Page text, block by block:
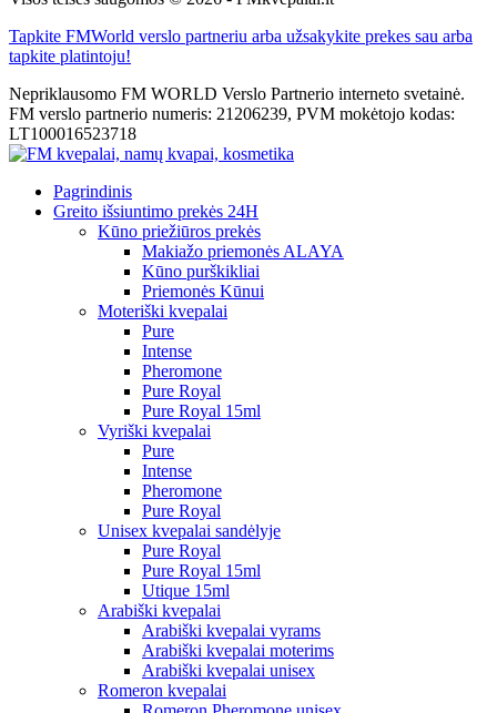
Tapkite FMWorld verslo partneriu arba užsakykite prekes sau arba
tapkite platintoju!
Nepriklausomo FM WORLD Verslo Partnerio interneto svetainė.
FM verslo partnerio numeris: 21206239, PVM mokėtojo kodas:
LT100016523718
Pagrindinis
Greito išsiuntimo prekės 24H
Kūno priežiūros prekės
Makiažo priemonės ALAYA
Kūno purškikliai
Priemonės Kūnui
Moteriški kvepalai
Pure
Intense
Pheromone
Pure Royal
Pure Royal 15ml
Vyriški kvepalai
Pure
Intense
Pheromone
Pure Royal
Unisex kvepalai sandėlyje
Pure Royal
Pure Royal 15ml
Utique 15ml
Arabiški kvepalai
Arabiški kvepalai vyrams
Arabiški kvepalai moterims
Arabiški kvepalai unisex
Romeron kvepalai